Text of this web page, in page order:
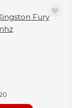
Fury